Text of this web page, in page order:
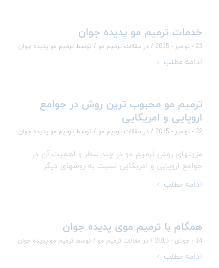
خدمات ترمیم مو پدیده جوان
23 - نوامبر - 2015 / در مقالات ترمیم مو / توسط ترمیم مو پدیده جوان
ادامه مطلب
ترمیم مو محبوب ترین روش در جوامع
اروپایی و امریکایی
22 - نوامبر - 2015 / در مقالات ترمیم مو / توسط ترمیم مو پدیده جوان
مزیتهای روش ترمیم مو در چند سطر و اهمیت آن در
جوامع اروپایی و امریکایی نسبت به روشهای دیگر
ادامه مطلب
همگام با ترمیم موی پدیده جوان
14 - جولای - 2015 / در مقالات ترمیم مو / توسط ترمیم مو پدیده جوان
ادامه مطلب